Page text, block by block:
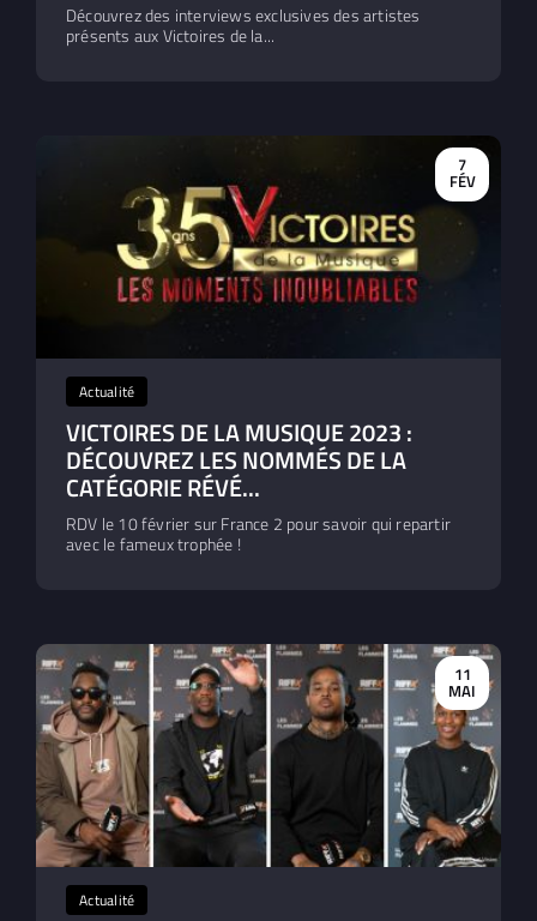
Découvrez des interviews exclusives des artistes
présents aux Victoires de la...
7
FÉV
Actualité
VICTOIRES DE LA MUSIQUE 2023 :
DÉCOUVREZ LES NOMMÉS DE LA
CATÉGORIE RÉVÉ...
RDV le 10 février sur France 2 pour savoir qui repartir
avec le fameux trophée !
11
MAI
Actualité